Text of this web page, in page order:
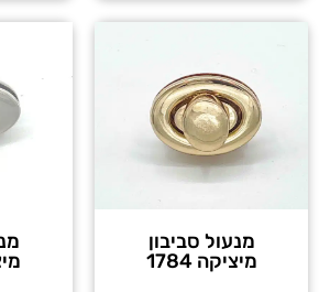
מנעול סביבון
מיציקה 1784